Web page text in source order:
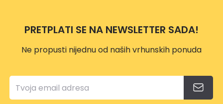
PRETPLATI SE NA NEWSLETTER SADA!
Ne propusti nijednu od naših vrhunskih ponuda